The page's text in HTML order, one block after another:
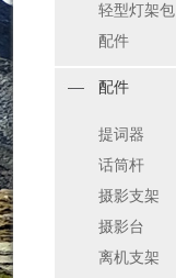
轻型灯架包
配件
配件
提词器
话筒杆
摄影支架
摄影台
离机支架